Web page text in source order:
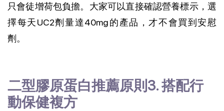
只會徒增荷包負擔。大家可以直接確認營養標示，選
擇每天UC2劑量達40mg的產品，才不會買到安慰
劑。
二型膠原蛋白推薦原則3. 搭配行
動保健複方